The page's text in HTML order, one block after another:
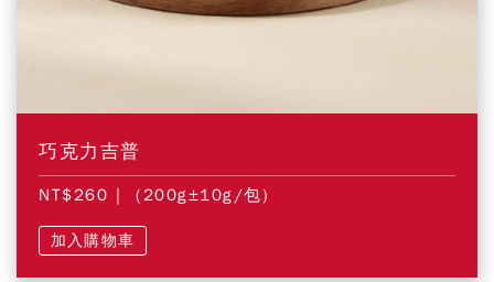
巧克力吉普
NT$260 | (200g±10g/包)
加入購物車